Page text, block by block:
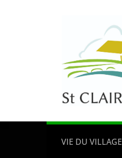
VIE DU VILLAGE